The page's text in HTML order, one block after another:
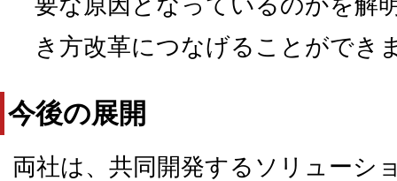
き方改革につなげることができ
今後の展開
両社は、共同開発するソリューシ